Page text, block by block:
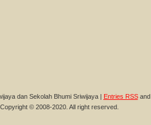
dan Sekolah Bhumi Sriwijaya | Entries RSSand
Copyright © 2008-2020. All right reserved.